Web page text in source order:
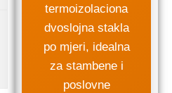
termoizolaciona
dvoslojna stakla
po mjeri, idealna
za stambene i
poslovne